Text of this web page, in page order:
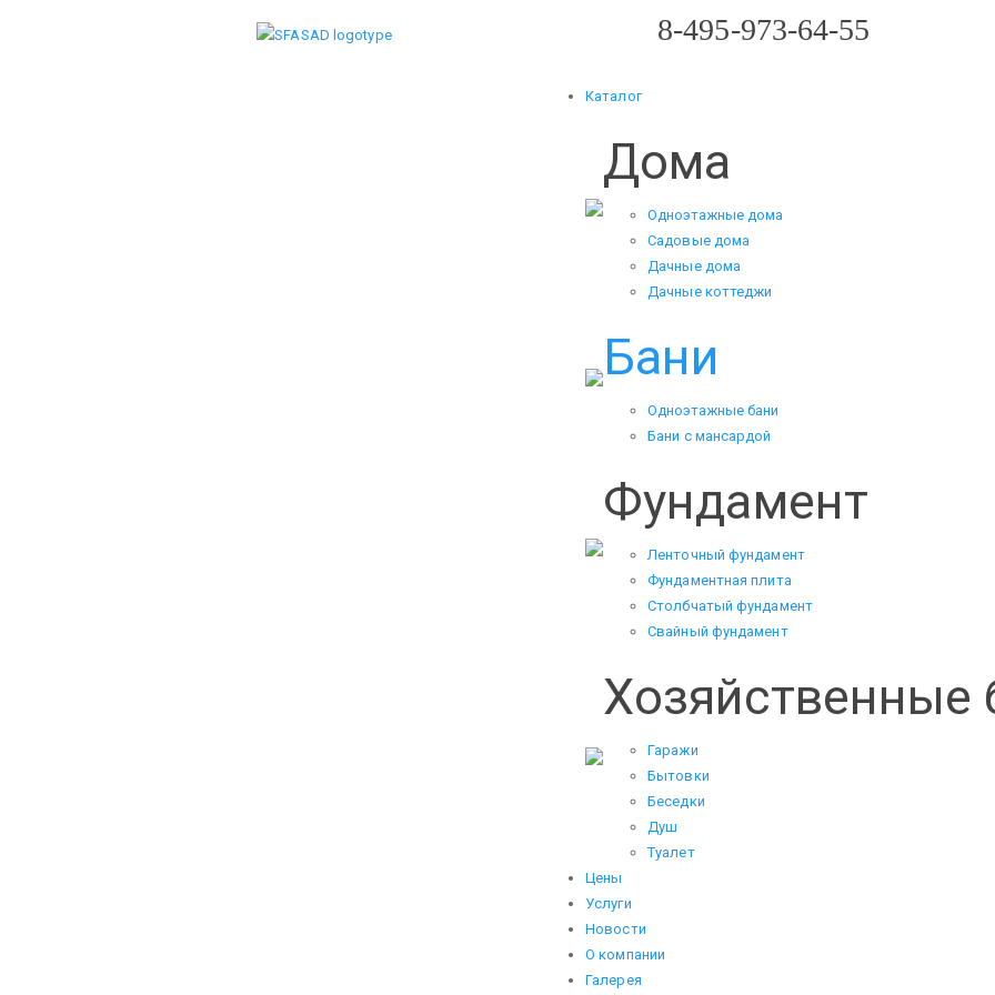
8-495-973-64-55
Каталог
Дома
Одноэтажные дома
Садовые дома
Дачные дома
Дачные коттеджи
Бани
Одноэтажные бани
Бани с мансардой
Фундамент
Ленточный фундамент
Фундаментная плита
Столбчатый фундамент
Свайный фундамент
Хозяйственные
Гаражи
Бытовки
Беседки
Душ
Туалет
Цены
Услуги
Новости
О компании
Галерея